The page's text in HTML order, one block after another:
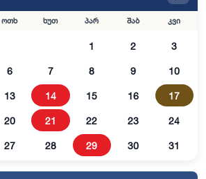
ოთხ ხუთ პარ შაბ კვი
1 2 3
6 7 8 9 10
13 14 15 16 17
20 21 22 23 24
27 28 29 30 31